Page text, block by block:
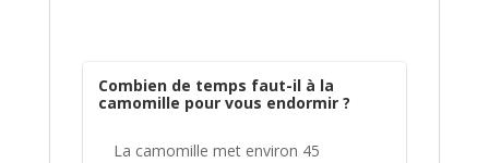
Combien de temps faut-il à la
camomille pour vous endormir ?
La camomille met environ 45